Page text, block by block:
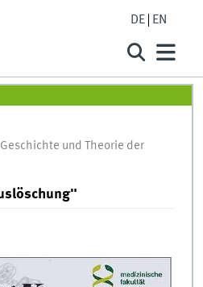
DE EN
und Theorie der